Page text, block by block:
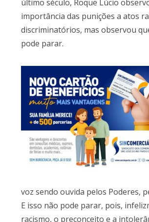
último século, Roque Lúcio
importância das punições a atos
discriminatórios, mas observou
pode parar.
voz sendo ouvida pelos Poderes,
E isso não pode parar, pois,
racismo, o preconceito e a